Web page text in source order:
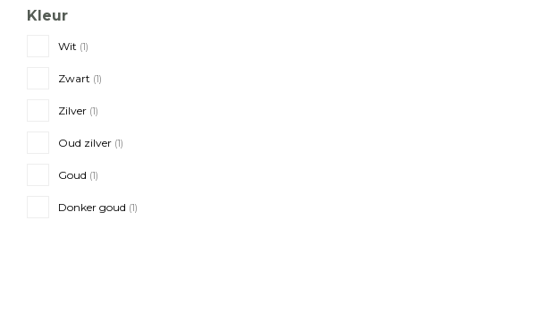
Kleur
Wit (1)
Zwart (1)
Zilver (1)
Oud zilver (1)
Goud (1)
Donker goud (1)